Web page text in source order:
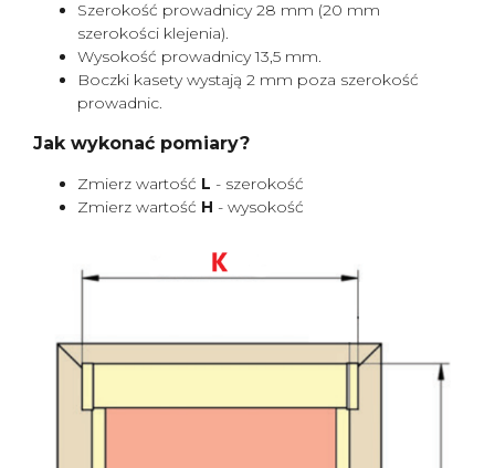
Szerokość prowadnicy 28 mm (20 mm
szerokości klejenia).
Wysokość prowadnicy 13,5 mm.
Boczki kasety wystają 2 mm poza szerokość
prowadnic.
Jak wykonać pomiary?
Zmierz wartość L - szerokość
Zmierz wartość H - wysokość